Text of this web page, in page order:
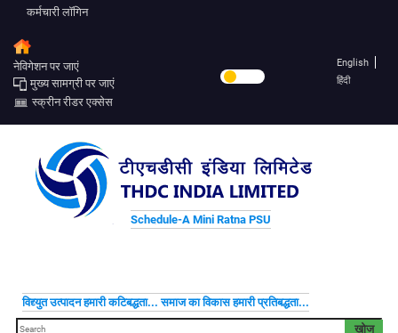
कर्मचारी लॉगिन
नेविगेशन पर जाएं
मुख्य सामग्री पर जाएं
स्क्रीन रीडर एक्सेस
English
हिंदी
Schedule-A Mini Ratna PSU
विद्द्युत उत्पादन हमारी कटिबद्धता... समाज का विकास हमारी प्रतिबद्धता...
खोज